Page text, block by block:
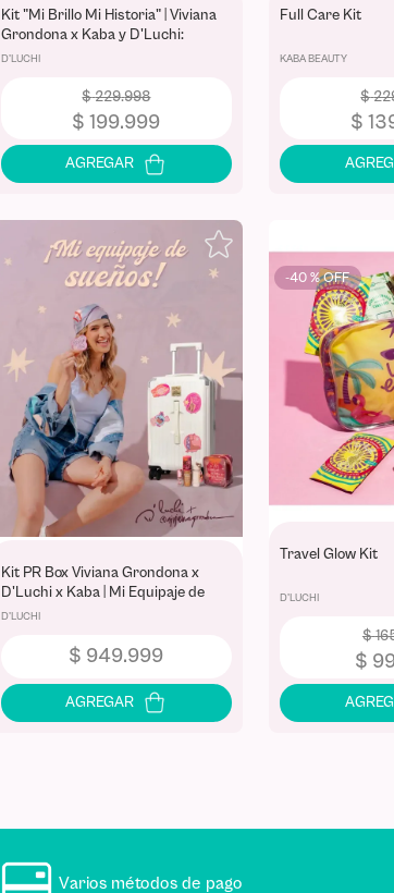
Kit "Mi Brillo Mi Historia" | Viviana
Grondona x Kaba y D'Luchi:
Bronceador, Brillo Labial y
D'LUCHI
$ 229.998
$ 199.999
Full Care Kit
KABA BEAUTY
$
$
Kit PR Box Viviana Grondona x
D'Luchi x Kaba | Mi Equipaje de
Sueños con Maleta de Viaje y
D'LUCHI
$ 949.999
-40 %
Travel Glow Kit
D'LUCHI
$
$
Varios métodos de pago